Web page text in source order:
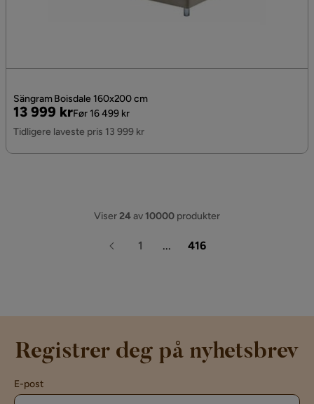
Sängram Boisdale 160x200 cm
Pris
13 999 kr
Original
Pris
Før 16 499 kr
Tidligere laveste pris 13 999 kr
Viser24av10000 produkter
1 ... 416
Registrer deg på nyhetsbrev
E-post